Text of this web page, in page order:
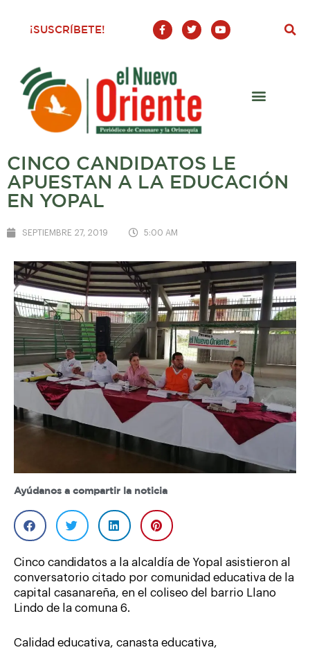
¡SUSCRÍBETE!
F
a
c
o
o
-
T
w
i
Y
o
u
CINCO CANDIDATOS LE
APUESTAN A LA EDUCACIÓN
EN YOPAL
SEPTIEMBRE 27, 2019 5:00 AM
Ayúdanos a compartir la noticia
Cinco candidatos a la alcaldía de Yopal asistieron al
conversatorio citado por comunidad educativa de la
capital casanareña, en el coliseo del barrio Llano
Lindo de la comuna 6.
Calidad educativa, canasta educativa,